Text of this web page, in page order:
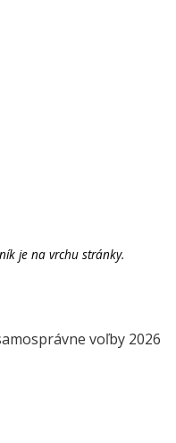
je na vrchu stránky.
voľby 2026